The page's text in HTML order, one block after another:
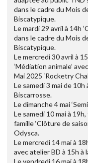
dans le cadre du Mois
Biscatypique.
Le mardi 29 avril à 14h
dans le cadre du Mois
Biscatypique.
Le mercredi 30 avril à
‘Médiation animale’
Mai 2025 ‘Rocketry
Le samedi 3 mai de 10h
Biscarrosse.
Le dimanche 4 mai
Le samedi 10 mai à
famille ‘Clôture de
Odysca.
Le mercredi 14 mai à
avec atelier BD à 15h à